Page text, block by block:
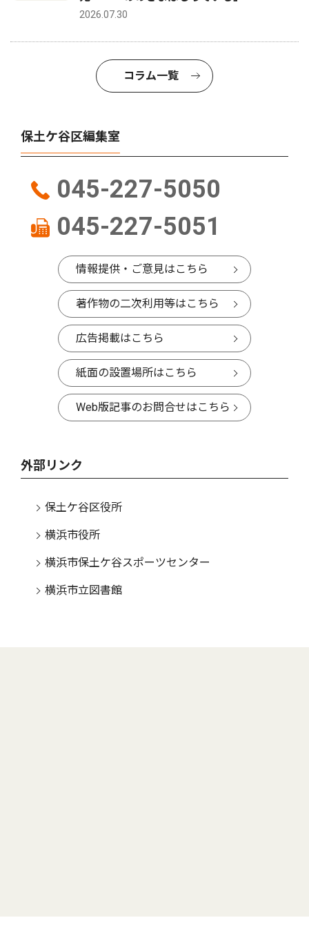
2026.07.30
コラム一覧
保土ケ谷区編集室
045-227-5050
045-227-5051
情報提供・ご意見はこちら
著作物の二次利用等はこちら
広告掲載はこちら
紙面の設置場所はこちら
Web版記事のお問合せはこちら
外部リンク
保土ケ谷区役所
横浜市役所
横浜市保土ケ谷スポーツセンター
横浜市立図書館